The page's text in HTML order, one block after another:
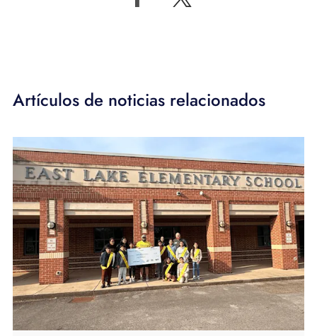
Artículos de noticias relacionados